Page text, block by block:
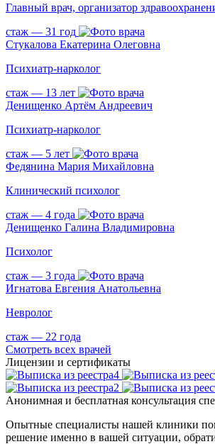
Главный врач, организатор
стаж — 31 год
Стукалова Екатерина Олеговна
Психиатр-нарколог
стаж — 13 лет
Денищенко Артём Андреевич
Психиатр-нарколог
стаж — 5 лет
Федянина Мария Михайловна
Клинический психолог
стаж — 4 года
Денищенко Галина Владимировна
Психолог
стаж — 3 года
Игнатова Евгения Анатольевна
Невролог
стаж — 22 года
Смотреть всех врачей
Лицензии и сертификаты
Анонимная и бесплатная консультация
Опытные специалисты нашей клиники
решение именно в вашей ситуации,